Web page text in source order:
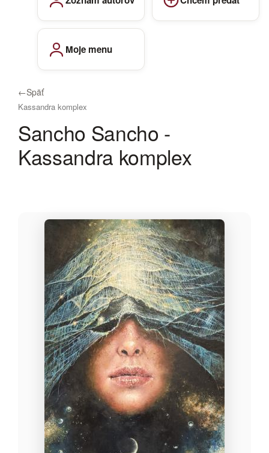
Moje menu
←Späť
Kassandra komplex
Sancho Sancho -
Kassandra komplex